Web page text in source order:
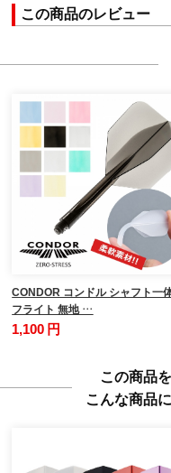
この商品のレビュー
CONDOR コンドル シャフト一
フライト 無地 …
1,100 円
この商品
こんな商品